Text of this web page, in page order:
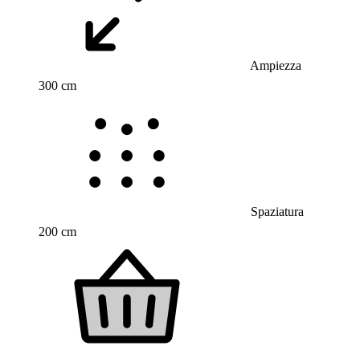
Ampiezza
300 cm
Spaziatura
200 cm